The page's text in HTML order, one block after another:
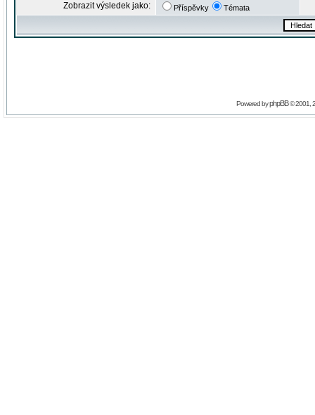
Zobrazit výsledek jako: Příspěvky Témata
Powered byphpBB© 2001,